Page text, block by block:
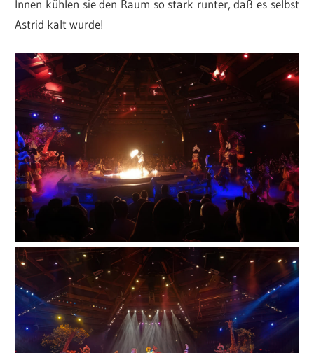
Innen kühlen sie den Raum so stark runter, daß es selbst
Astrid kalt wurde!